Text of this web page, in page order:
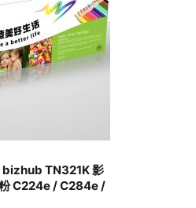
TN321K 影
C224e / C284e /